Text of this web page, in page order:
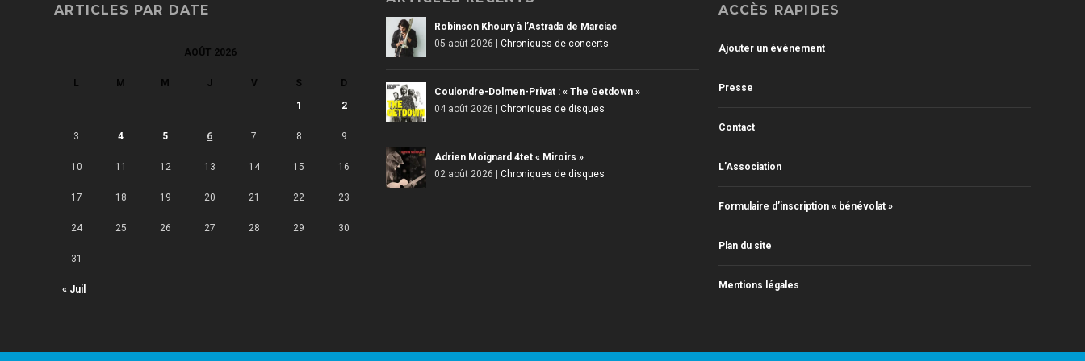
ARTICLES PAR DATE
AOÛT 2026
L M M J V S D
« Juil
1 2
3 4 5 6 7 8 9
10 11 12 13 14 15 16
17 18 19 20 21 22 23
24 25 26 27 28 29 30
31
Robinson Khoury à l’Astrada de Marciac
05 août 2026 |Chroniques de concerts
Coulondre-Dolmen-Privat : « The Getdown »
04 août 2026 |Chroniques de disques
Adrien Moignard 4tet « Miroirs »
02 août 2026 |Chroniques de disques
ACCÈS RAPIDES
Ajouter un événement
Presse
Contact
L’Association
Formulaire d’inscription « bénévolat »
Plan du site
Mentions légales